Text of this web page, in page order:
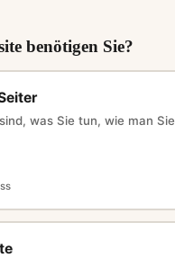
benötigen Sie?
was Sie tun, wie man Sie